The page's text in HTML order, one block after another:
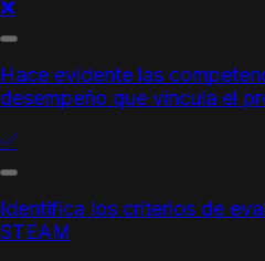
❌
Hace evidente las
desempeño que vincula el
✅
Identifica los criterios de
STEAM